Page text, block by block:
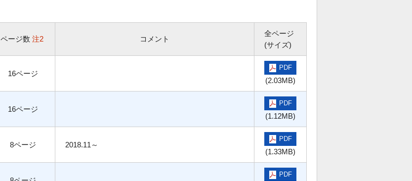
ページ数 注2 コメント
全ページ
(サイズ)
16ページ
PDF
(2.03MB)
16ページ
PDF
(1.12MB)
8ページ 2018.11～
PDF
(1.33MB)
PDF